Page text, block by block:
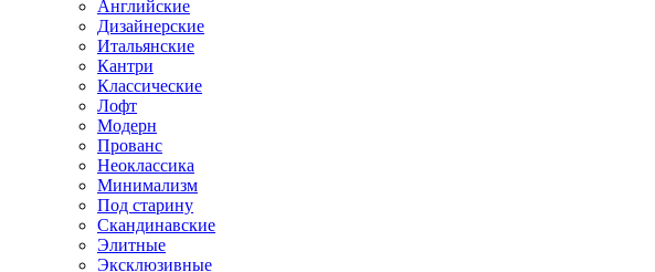
Английские
Дизайнерские
Итальянские
Кантри
Классические
Лофт
Модерн
Прованс
Неоклассика
Минимализм
Под старину
Скандинавские
Элитные
Эксклюзивные